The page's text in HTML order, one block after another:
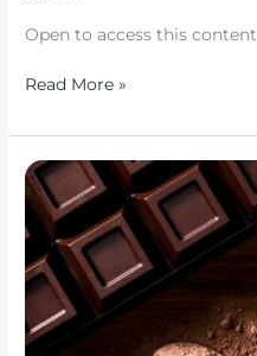
Open to access this content
Read More »
Re.Set
Treat